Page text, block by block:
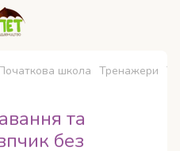
школа Тренажери
та
без